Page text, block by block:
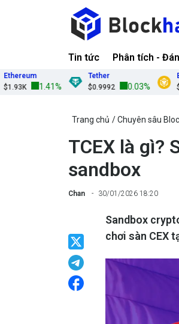
Tin tức Phân tích -
1.41%
Tether
$0.9992
0.03%
BNB
Trang chủ Chuyên sâu
TCEX là gì?
sandbox
Chan 30/01/2026 18:20
Sandbox
chơi sàn CEX